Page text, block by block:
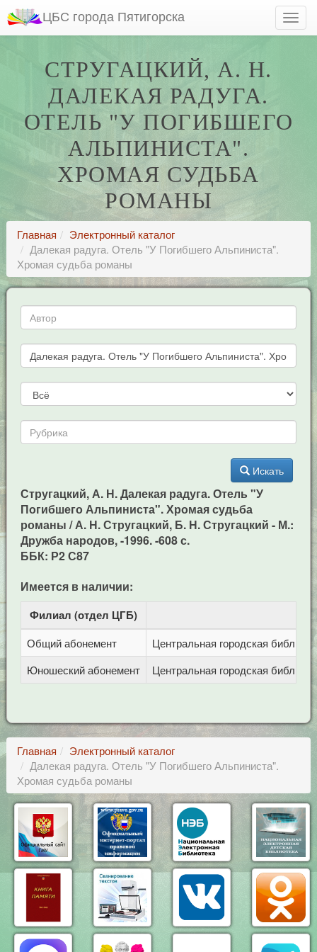
ЦБС города Пятигорска
СТРУГАЦКИЙ, А. Н.
ДАЛЕКАЯ РАДУГА.
ОТЕЛЬ "У ПОГИБШЕГО
АЛЬПИНИСТА".
ХРОМАЯ СУДЬБА
РОМАНЫ
Главная
Электронный каталог
Далекая радуга. Отель "У Погибшего Альпиниста".
Хромая судьба романы
Искать
Стругацкий, А. Н. Далекая радуга. Отель "У
Погибшего Альпиниста". Хромая судьба
романы / А. Н. Стругацкий, Б. Н. Стругацкий - М.:
Дружба народов, -1996. -608 с.
ББК: Р2 С87
Имеется в наличии:
Филиал (отдел ЦГБ)
Общий абонемент
Центральная городская
Юношеский абонемент
Центральная городская
Главная
Электронный каталог
Далекая радуга. Отель "У Погибшего Альпиниста".
Хромая судьба романы